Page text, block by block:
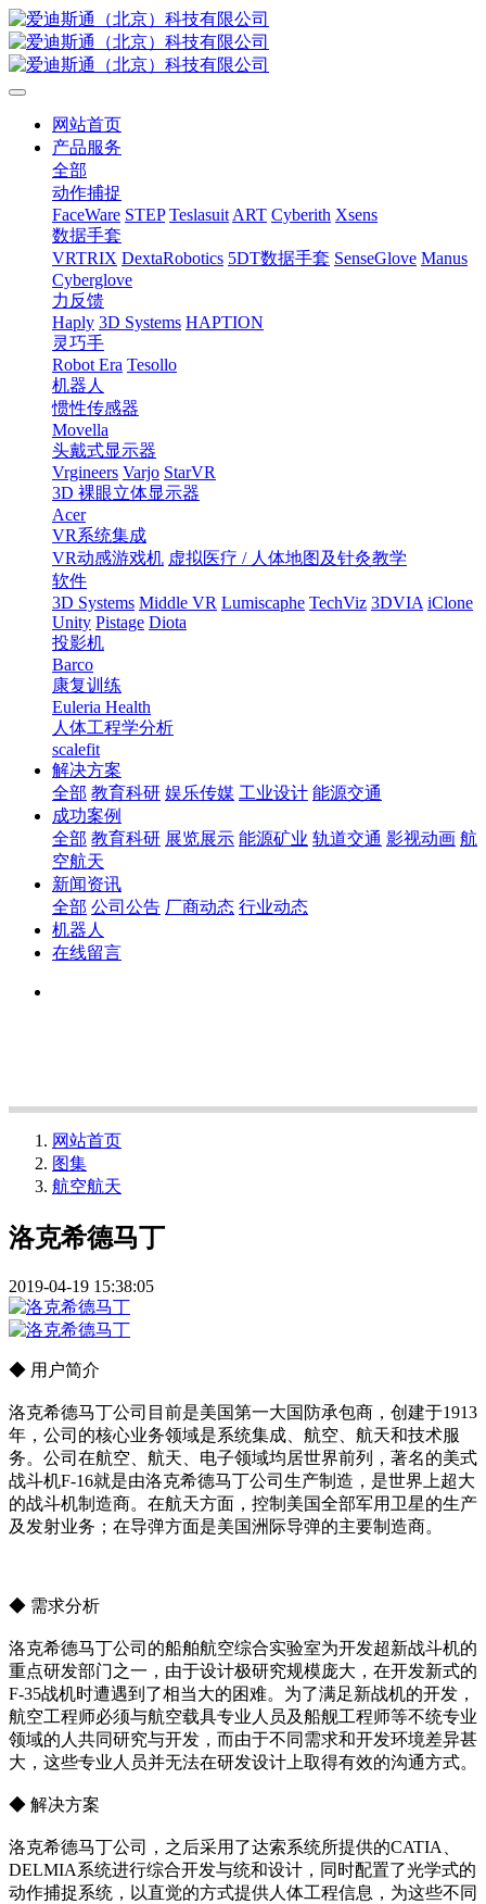
网站首页
产品服务
全部
动作捕捉
FaceWare STEP Teslasuit ART Cyberith Xsens
数据手套
VRTRIX DextaRobotics 5DT数据手套 SenseGlove Manus
Cyberglove
力反馈
Haply 3D Systems HAPTION
灵巧手
Robot Era Tesollo
机器人
惯性传感器
Movella
头戴式显示器
Vrgineers Varjo StarVR
3D 裸眼立体显示器
Acer
VR系统集成
VR动感游戏机 虚拟医疗 / 人体地图及针灸教学
软件
3D Systems Middle VR Lumiscaphe TechViz 3DVIA iClone
Unity Pistage Diota
投影机
Barco
康复训练
Euleria Health
人体工程学分析
scalefit
解决方案
全部 教育科研 娱乐传媒 工业设计 能源交通
成功案例
全部 教育科研 展览展示 能源矿业 轨道交通 影视动画 航
空航天
新闻资讯
全部 公司公告 厂商动态 行业动态
机器人
在线留言
网站首页
图集
航空航天
洛克希德马丁
2019-04-19 15:38:05
◆ 用户简介
洛克希德马丁公司目前是美国第一大国防承包商，创建于1913
年，公司的核心业务领域是系统集成、航空、航天和技术服
务。公司在航空、航天、电子领域均居世界前列，著名的美式
战斗机F-16就是由洛克希德马丁公司生产制造，是世界上超大
的战斗机制造商。在航天方面，控制美国全部军用卫星的生产
及发射业务；在导弹方面是美国洲际导弹的主要制造商。
◆ 需求分析
洛克希德马丁公司的船舶航空综合实验室为开发超新战斗机的
重点研发部门之一，由于设计极研究规模庞大，在开发新式的
F-35战机时遭遇到了相当大的困难。为了满足新战机的开发，
航空工程师必须与航空载具专业人员及船舰工程师等不统专业
领域的人共同研究与开发，而由于不同需求和开发环境差异甚
大，这些专业人员并无法在研发设计上取得有效的沟通方式。
◆ 解决方案
洛克希德马丁公司，之后采用了达索系统所提供的CATIA、
DELMIA系统进行综合开发与统和设计，同时配置了光学式的
动作捕捉系统，以直觉的方式提供人体工程信息，为这些不同